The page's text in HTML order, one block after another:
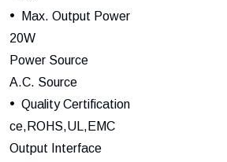
Max. Output Power
20W
Power Source
A.C. Source
Quality Certification
ce,ROHS,UL,EMC
Output Interface